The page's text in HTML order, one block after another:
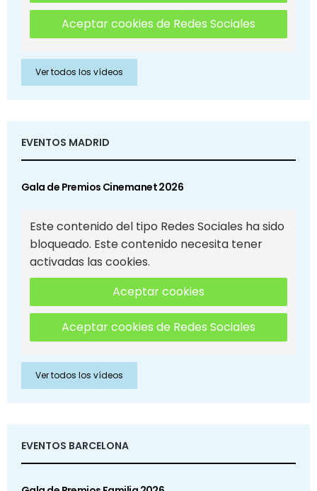
Aceptar cookies de Redes Sociales
Ver todos los vídeos
EVENTOS MADRID
Gala de Premios Cinemanet 2026
Este contenido del tipo Redes Sociales ha sido
bloqueado. Este contenido necesita tener
activadas las cookies.
Aceptar cookies
Aceptar cookies de Redes Sociales
Ver todos los vídeos
EVENTOS BARCELONA